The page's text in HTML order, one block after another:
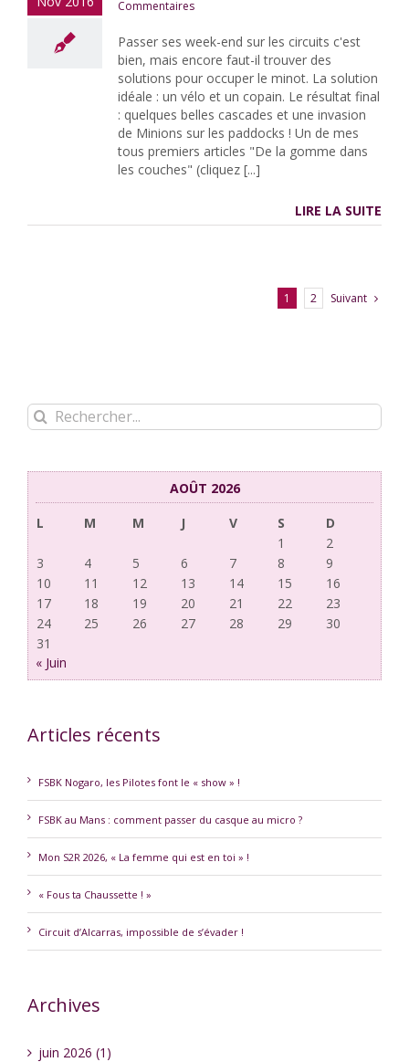
Commentaires
Passer ses week-end sur les circuits c'est
bien, mais encore faut-il trouver des
solutions pour occuper le minot. La solution
idéale : un vélo et un copain. Le résultat final
: quelques belles cascades et une invasion
de Minions sur les paddocks ! Un de mes
tous premiers articles "De la gomme dans
les couches" (cliquez [...]
LIRE LA SUITE
1 2 Suivant
Rechercher:
AOÛT 2026
L
M M J V S
D
1
2
3
4 5 6 7 8
9
10
11 12 13 14 15
16
17
18 19 20 21 22
23
24
25 26 27 28 29
30
31
« Juin
Articles récents
FSBK Nogaro, les Pilotes font le « show » !
FSBK au Mans : comment passer du casque au micro ?
Mon S2R 2026, « La femme qui est en toi » !
« Fous ta Chaussette ! »
Circuit d’Alcarras, impossible de s’évader !
Archives
juin 2026 (1)